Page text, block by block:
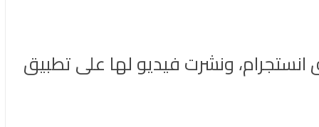
انستجرام، ونشرت فيديو لها على تطبيق